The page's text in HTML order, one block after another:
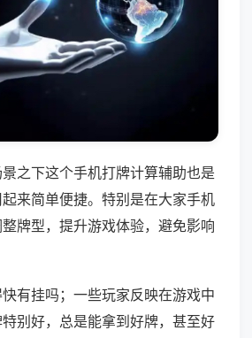
之下这个手机打牌计算辅助也是
来简单便捷。特别是在大家手机
牌型，提升游戏体验，避免影响
有挂吗；一些玩家反映在游戏中
别好，总是能拿到好牌，甚至好